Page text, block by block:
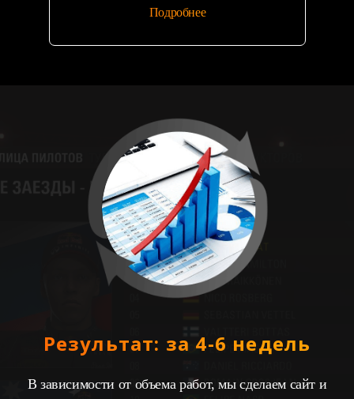
Подробнее
Результат: за 4-6 недель
В зависимости от объема работ, мы сделаем сайт и